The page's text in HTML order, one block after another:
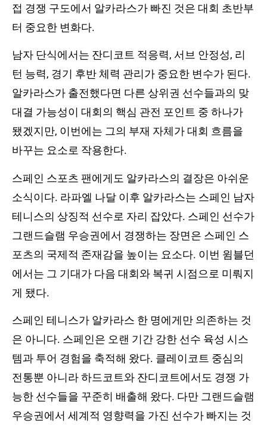
접 경쟁 구도에서 알카라스가 빠진 것은 대회 초반부
터 중요한 변화다.
남자 단식에서는 잔디코트 적응력, 서브 안정성, 리
턴 능력, 경기 후반 체력 관리가 중요한 변수가 된다.
알카라스가 출전했다면 다른 상위권 선수들과의 맞
대결 가능성이 대회의 핵심 관전 포인트 중 하나가
됐겠지만, 이번에는 그의 부재 자체가 대회 흐름을
바꾸는 요소로 작용한다.
스페인 스포츠 팬에게도 알카라스의 결장은 아쉬운
소식이다. 라파엘 나달 이후 알카라스는 스페인 남자
테니스의 상징적 선수로 자리 잡았다. 스페인 선수가
그랜드슬램 우승권에서 경쟁하는 장면은 스페인 스
포츠의 국제적 존재감을 높이는 요소다. 이번 윔블던
에서는 그 기대가 다음 대회와 복귀 시점으로 미뤄지
게 됐다.
스페인 테니스가 알카라스 한 명에게만 의존하는 것
은 아니다. 스페인은 오랜 기간 강한 선수 육성 시스
템과 투어 경험을 축적해 왔다. 클레이코트 중심의
전통뿐 아니라 하드코트와 잔디코트에서도 경쟁 가
능한 선수들을 꾸준히 배출해 왔다. 다만 그랜드슬램
우승권에서 세계적 영향력을 가진 선수가 빠지는 것